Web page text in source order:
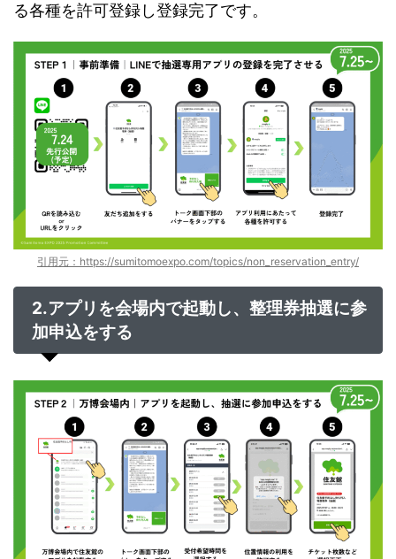
る各種を許可登録し登録完了です。
引用元：https://sumitomoexpo.com/topics/non_reservation_entry/
2.アプリを会場内で起動し、整理券抽選に参
加申込をする